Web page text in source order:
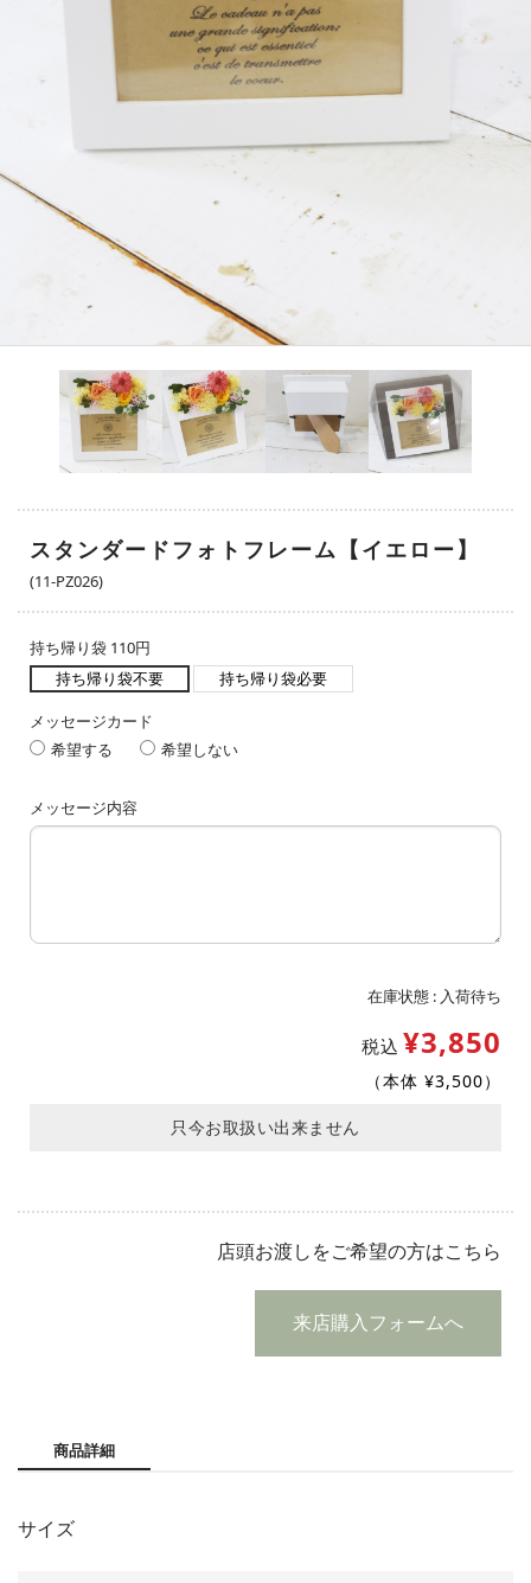
スタンダードフォトフレーム【イエロー】
(11-PZ026)
持ち帰り袋 110円
持ち帰り袋不要
持ち帰り袋必要
メッセージカード
希望する
希望しない
メッセージ内容
在庫状態 : 入荷待ち
税込 ¥3,850
（本体 ¥3,500）
只今お取扱い出来ません
店頭お渡しをご希望の方はこちら
来店購入フォームへ
商品詳細
サイズ